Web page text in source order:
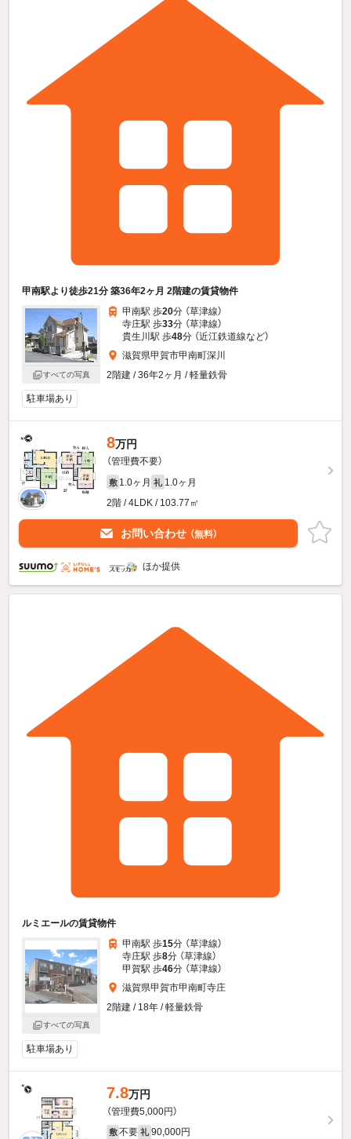
甲南駅より徒歩21分 築36年2ヶ月 2階建の賃貸物件
すべての写真
甲南駅 歩20分 （草津線）
寺庄駅 歩33分 （草津線）
貴生川駅 歩48分 （近江鉄道線など）
滋賀県甲賀市甲南町深川
2階建 / 36年2ヶ月 / 軽量鉄骨
駐車場あり
8万円
（管理費不要）
敷 1.0ヶ月 礼 1.0ヶ月
2階 / 4LDK / 103.77㎡
お問い合わせ （無料）
ほか提供
ルミエールの賃貸物件
すべての写真
甲南駅 歩15分 （草津線）
寺庄駅 歩8分 （草津線）
甲賀駅 歩46分 （草津線）
滋賀県甲賀市甲南町寺庄
2階建 / 18年 / 軽量鉄骨
駐車場あり
7.8万円
（管理費5,000円）
敷 不要 礼 90,000円